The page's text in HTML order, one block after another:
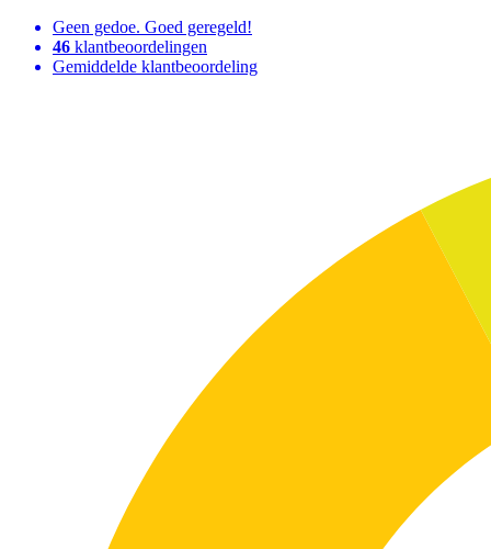
Geen gedoe. Goed geregeld!
46 klantbeoordelingen
Gemiddelde klantbeoordeling